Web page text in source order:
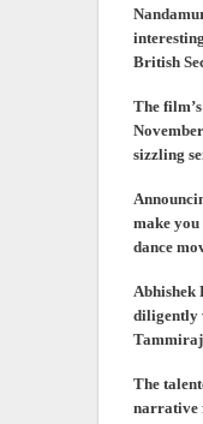
British
The
sizzling
make
dance
Abhishek
diligently
The
narrative